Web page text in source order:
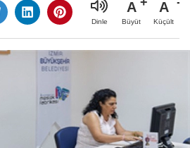
Dinle
A
Büyüt
A
Küçült